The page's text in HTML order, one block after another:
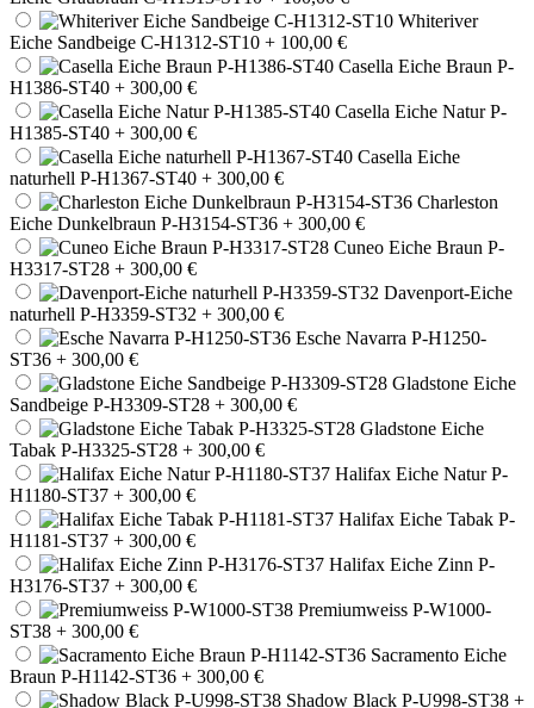
Whiteriver
Eiche Sandbeige C-H1312-ST10 + 100,00 €
Casella Eiche Braun P-
H1386-ST40 + 300,00 €
Casella Eiche Natur P-
H1385-ST40 + 300,00 €
Casella Eiche
naturhell P-H1367-ST40 + 300,00 €
Charleston
Eiche Dunkelbraun P-H3154-ST36 + 300,00 €
Cuneo Eiche Braun P-
H3317-ST28 + 300,00 €
Davenport-Eiche
naturhell P-H3359-ST32 + 300,00 €
Esche Navarra P-H1250-
ST36 + 300,00 €
Gladstone Eiche
Sandbeige P-H3309-ST28 + 300,00 €
Gladstone Eiche
Tabak P-H3325-ST28 + 300,00 €
Halifax Eiche Natur P-
H1180-ST37 + 300,00 €
Halifax Eiche Tabak P-
H1181-ST37 + 300,00 €
Halifax Eiche Zinn P-
H3176-ST37 + 300,00 €
Premiumweiss P-W1000-
ST38 + 300,00 €
Sacramento Eiche
Braun P-H1142-ST36 + 300,00 €
Shadow Black P-U998-ST38 +